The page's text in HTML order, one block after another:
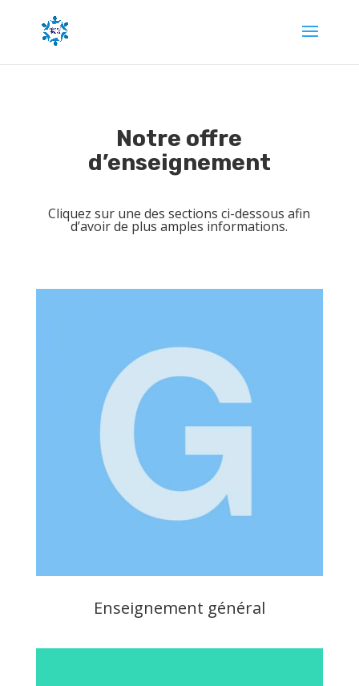
Notre offre
d’enseignement
Cliquez sur une des sections ci-dessous afin
d’avoir de plus amples informations.
Enseignement général